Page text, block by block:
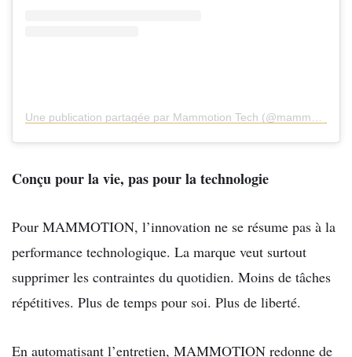
Conçu pour la vie, pas pour la technologie
Pour MAMMOTION, l’innovation ne se résume pas à la
performance technologique. La marque veut surtout
supprimer les contraintes du quotidien. Moins de tâches
répétitives. Plus de temps pour soi. Plus de liberté.
En automatisant l’entretien, MAMMOTION redonne de